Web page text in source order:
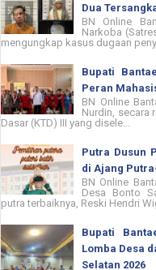
Dua
BN Online
Narkoba
mengungkap kasus dugaan
Bupati
Peran
BN Online
Nurdin, secara
Dasar (KTD) III yang disele...
Putra Dusun
di Ajang
BN Online
Desa Bonto
putra terbaiknya, Reski Hendri
Bupati
Lomba Desa
Selatan 2026